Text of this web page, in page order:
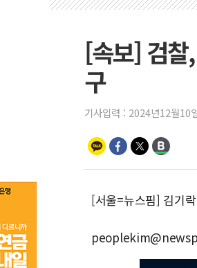
[속보] 검찰
구
기사입력 : 2024년12월10
[서울=뉴스핌] 김기